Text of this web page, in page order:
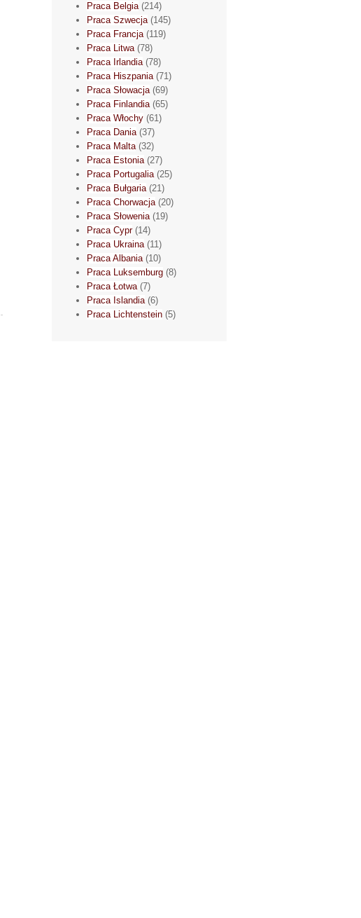
Praca Belgia(214)
Praca Szwecja(145)
Praca Francja(119)
Praca Litwa(78)
Praca Irlandia(78)
Praca Hiszpania(71)
Praca Słowacja(69)
Praca Finlandia(65)
Praca Włochy (61)
Praca Dania(37)
Praca Malta(32)
Praca Estonia(27)
Praca Portugalia(25)
Praca Bułgaria(21)
Praca Chorwacja(20)
Praca Słowenia(19)
Praca Cypr(14)
Praca Ukraina(11)
Praca Albania(10)
Praca Luksemburg (8)
Praca Łotwa(7)
Praca Islandia(6)
Praca Lichtenstein (5)